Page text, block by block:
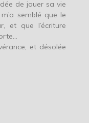
de jouer sa vie
semblé que le
et que l’écriture
et désolée